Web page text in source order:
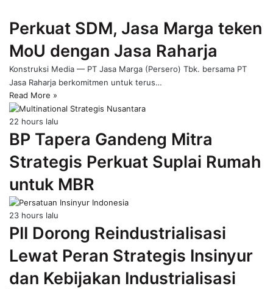
page
Perkuat SDM, Jasa Marga teken
MoU dengan Jasa Raharja
Konstruksi Media — PT Jasa Marga (Persero) Tbk. bersama PT
Jasa Raharja berkomitmen untuk terus…
Read More »
22 hours lalu
BP Tapera Gandeng Mitra
Strategis Perkuat Suplai Rumah
untuk MBR
23 hours lalu
PII Dorong Reindustrialisasi
Lewat Peran Strategis Insinyur
dan Kebijakan Industrialisasi